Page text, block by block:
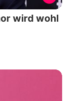
wird wohl